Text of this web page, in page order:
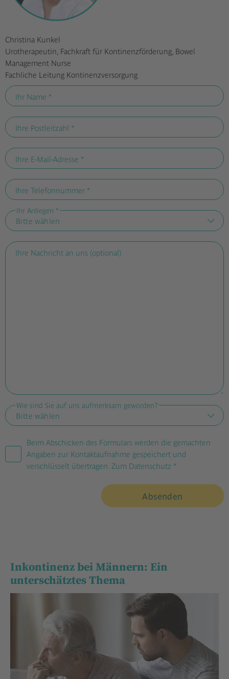
Christina Kunkel
Urotherapeutin, Fachkraft für Kontinenzförderung, Bowel
Management Nurse
Fachliche Leitung Kontinenzversorgung
Ihr Name *
Ihre Postleitzahl *
Ihre E-Mail-Adresse *
Ihre Telefonnummer *
Ihr Anliegen *
Ihre Nachricht an uns (optional)
Wie sind Sie auf uns aufmerksam geworden?
Beim Abschicken des Formulars werden die gemachten
Angaben zur Kontaktaufnahme gespeichert und
verschlüsselt übertragen. Zum Datenschutz *
Inkontinenz bei Männern: Ein
unterschätztes Thema